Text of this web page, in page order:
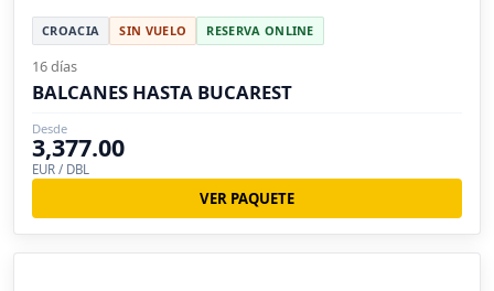
CROACIA SIN VUELO RESERVA ONLINE
16 días
BALCANES HASTA BUCAREST
Desde
3,377.00
EUR / DBL
VER PAQUETE